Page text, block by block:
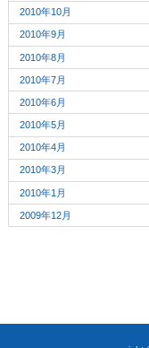
2010年10月
2010年9月
2010年8月
2010年7月
2010年6月
2010年5月
2010年4月
2010年3月
2010年1月
2009年12月